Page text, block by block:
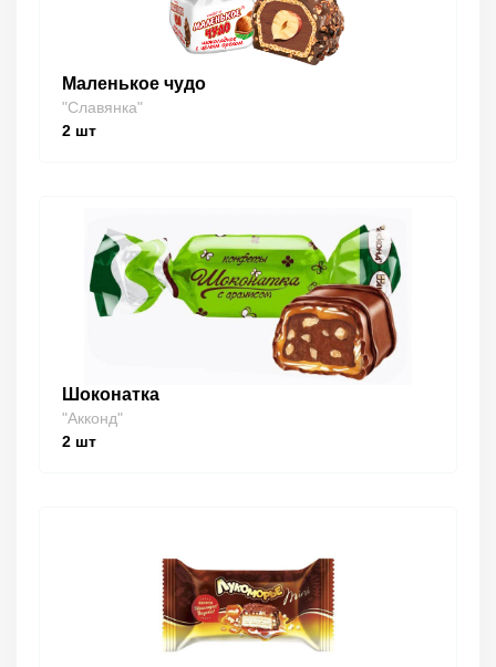
Маленькое чудо
"Славянка"
2 шт
Шоконатка
"Акконд"
2 шт